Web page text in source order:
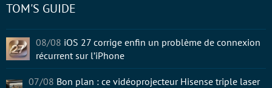
TOM'S GUIDE
08/08 iOS 27 corrige enfin un problème de connexion
récurrent sur l’iPhone
07/08 Bon plan : ce vidéoprojecteur Hisense triple laser